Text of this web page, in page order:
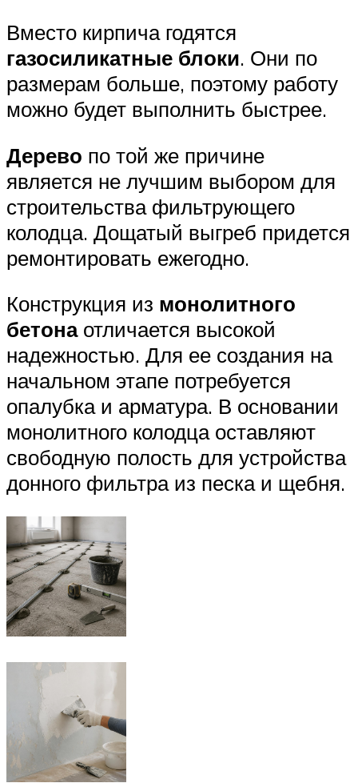
Вместо кирпича годятся
газосиликатные блоки. Они по
размерам больше, поэтому работу
можно будет выполнить быстрее.
Дерево по той же причине
является не лучшим выбором для
строительства фильтрующего
колодца. Дощатый выгреб придется
ремонтировать ежегодно.
Конструкция из монолитного
бетонаотличается высокой
надежностью. Для ее создания на
начальном этапе потребуется
опалубка и арматура. В основании
монолитного колодца оставляют
свободную полость для устройства
донного фильтра из песка и щебня.